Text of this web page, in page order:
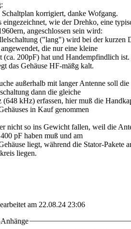
korrigiert, danke Wofgang.
eingezeichnet, wie der Drehko, eine
angeschlossen sein wird:
("lang") wird bei der kurzen
die nur eine kleine
(ca. 200pF) hat und Handempfindlich ist.
das Gehäuse HF-mäßg kalt.
außerhalb mit langer Antenne soll
dann die gleiche
(648 kHz) erfassen, hier muß die
in Kauf genommen
nicht so ins Gewicht fallen, weil die
pF haben muß und am
liegt, während die Stator-Pakete
liegen.
am 22.08.24 23:06